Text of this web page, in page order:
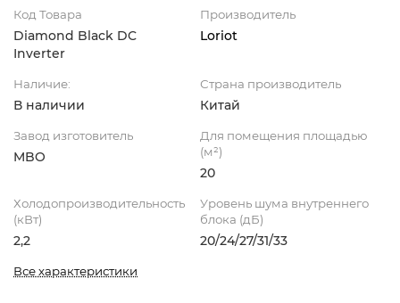
Код Товара
Diamond Black DC
Inverter
Производитель
Loriot
Наличие:
В наличии
Страна производитель
Китай
Завод изготовитель
MBO
Для помещения площадью
(м²)
20
Холодопроизводительность
(кВт)
2,2
Уровень шума внутреннего
блока (дБ)
20/24/27/31/33
Все характеристики